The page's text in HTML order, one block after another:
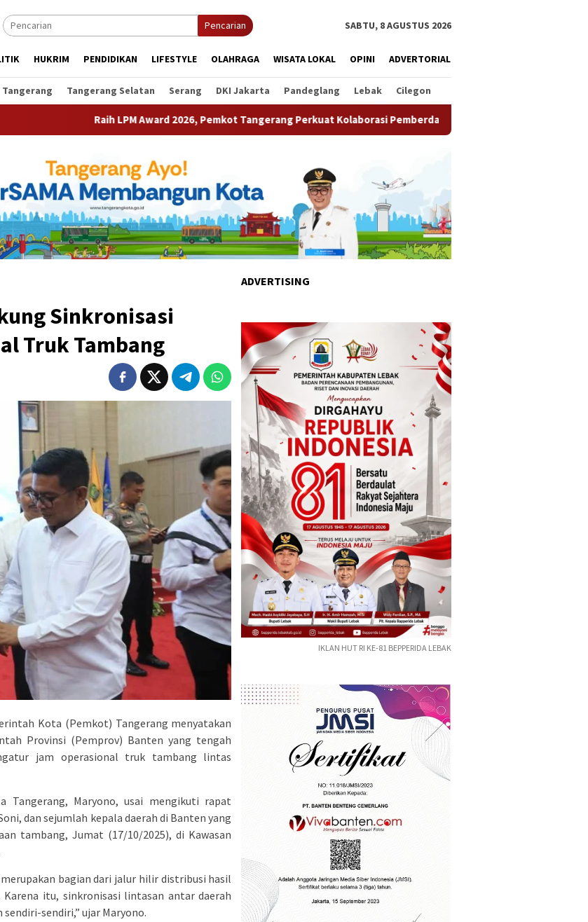
Pencarian SABTU, 8 AGUSTUS 2026
HUKRIM PENDIDIKAN LIFESTYLE OLAHRAGA WISATA LOKAL OPINI ADVERTORIAL
Tangerang Selatan Serang DKI Jakarta Pandeglang Lebak Cilegon
Raih LPM Award 2026, Pemkot Tangerang Perkuat Kolaborasi Pemberdayaan Masyarakat
Sinkronisasi
Truk Tambang
Kota (Pemkot) Tangerang menyatakan
Provinsi (Pemprov) Banten yang tengah
jam operasional truk tambang lintas
Tangerang, Maryono, usai mengikuti rapat
dan sejumlah kepala daerah di Banten yang
tambang, Jumat (17/10/2025), di Kawasan
bagian dari jalur hilir distribusi hasil
itu, sinkronisasi lintasan antar daerah
sendiri,” ujar Maryono.
ADVERTISING
IKLAN HUT RI KE-81 BEPPERIDA LEBAK